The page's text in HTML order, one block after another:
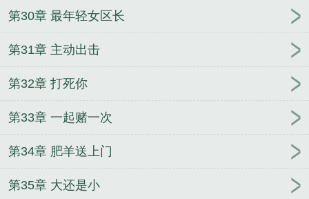
第30章 最年轻女区长
第31章 主动出击
第32章 打死你
第33章 一起赌一次
第34章 肥羊送上门
第35章 大还是小